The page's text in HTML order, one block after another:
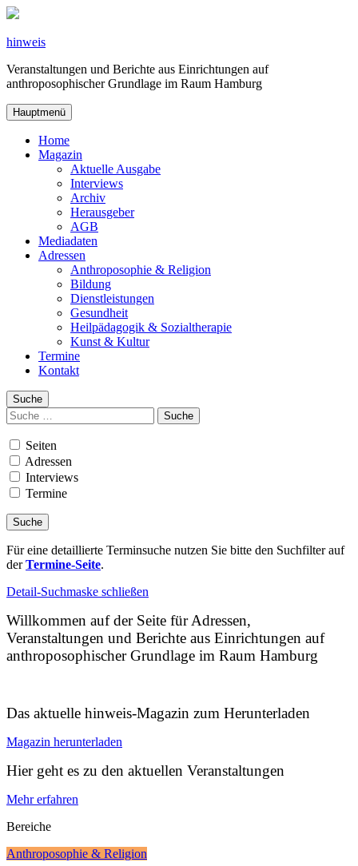
Zum
springen
hinweis
Veranstaltungen und Berichte aus Einrichtungen auf
anthroposophischer Grundlage im Raum Hamburg
Hauptmenü
Home
Magazin
Aktuelle Ausgabe
Interviews
Archiv
Herausgeber
AGB
Mediadaten
Adressen
Anthroposophie & Religion
Bildung
Dienstleistungen
Gesundheit
Heilpädagogik & Sozialtherapie
Kunst & Kultur
Termine
Kontakt
Suche
Suchen
nach:
Seiten
Adressen
Interviews
Termine
Für eine detaillierte Terminsuche nutzen Sie bitte den Suchfilter auf
derTermine-Seite.
Detail-Suchmaske schließen
Willkommen auf der Seite für Adressen,
Veranstaltungen und Berichte aus Einrichtungen auf
anthroposophischer Grundlage im Raum Hamburg
Das aktuelle hinweis-Magazin zum Herunterladen
Magazin herunterladen
Hier geht es zu den aktuellen Veranstaltungen
Mehr erfahren
Bereiche
Anthroposophie & Religion